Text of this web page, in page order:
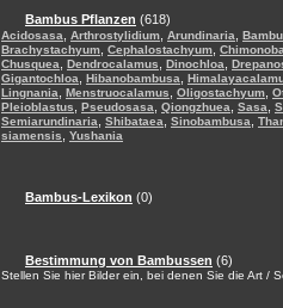
Bambus Pflanzen (618)
Acidosasa Arthrostylidium Arundinaria
Brachystachyum Cephalostachyum
Chusquea
Dendrocalamus Dinochloa
Gigantochloa
Hibanobambusa
Lingnania
Menstruocalamus Oligostachyum
Pleioblastus
Pseudosasa Qiongzhuea Sasa
Semiarundinaria
Shibataea Sinobambusa
siamensis
Yushania
Bambus-Lexikon (0)
Bestimmung von Bambussen (6)
Stellen Sie hier Bilder ein, bei denen Sie die Art /